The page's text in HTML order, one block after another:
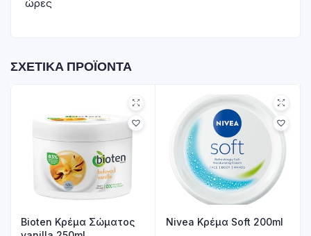
ώρες
ΣΧΕΤΙΚΆ ΠΡΟΪΌΝΤΑ
Bioten Κρέμα Σώματος
Nivea Κρέμα Soft 200ml